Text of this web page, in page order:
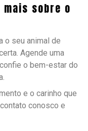
mais sobre o
o seu animal de
Agende uma
o bem-estar do
e o carinho que
conosco e